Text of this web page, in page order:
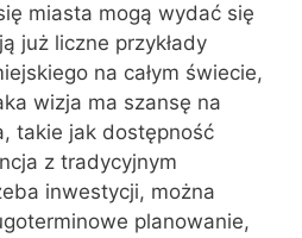
miasta mogą wydać się
już liczne przykłady
na całym świecie,
wizja ma szansę na
takie jak dostępność
z tradycyjnym
inwestycji, można
planowanie,